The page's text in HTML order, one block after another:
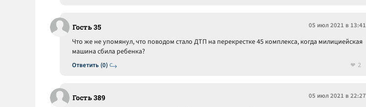
Гость 35 05 июл 2021 в 13:41
Ответить (0)
Что же не упомянул, что поводом стало ДТП на перекрестке 45 комплекса, когда милициейская
машина сбила ребенка?
2
Гость 389 05 июл 2021 в 22:27